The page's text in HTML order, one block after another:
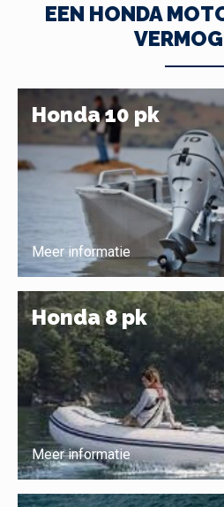
EEN HONDA
Honda 10 pk
Meer informatie
Honda 8 pk
Meer informatie